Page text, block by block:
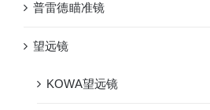
普雷德瞄准镜
望远镜
KOWA望远镜